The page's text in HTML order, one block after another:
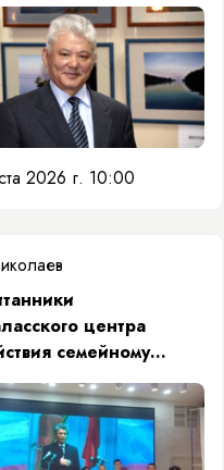
2026 г. 10:00
центра
семейному
почтили память
Президента Якутии